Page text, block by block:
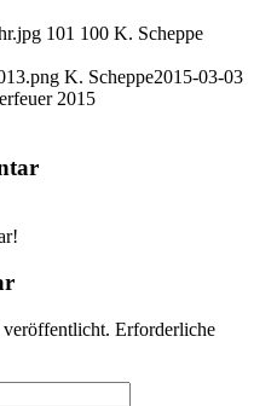
101 100 K. Scheppe
K. Scheppe2015-03-03
2015
Erforderliche